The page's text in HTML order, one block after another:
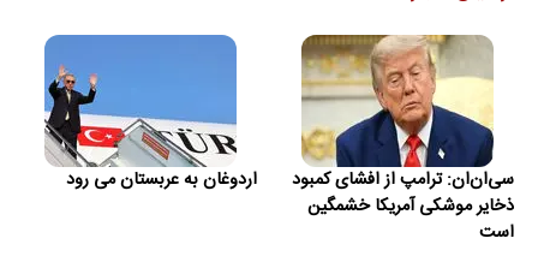
سی‌ان‌ان: ترامپ از افشای کمبود
ذخایر موشکی آمریکا خشمگین
است
اردوغان به عربستان می رود